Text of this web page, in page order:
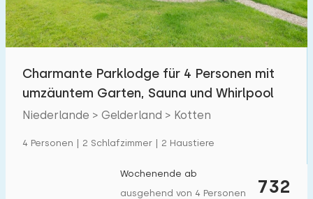
Charmante Parklodge für 4 Personen mit
umzäuntem Garten, Sauna und Whirlpool
Niederlande > Gelderland > Kotten
4 Personen | 2 Schlafzimmer | 2 Haustiere
732
Wochenende ab
ausgehend von 4 Personen